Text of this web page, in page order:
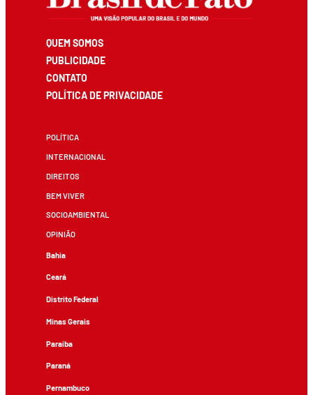
QUEM SOMOS
PUBLICIDADE
CONTATO
POLÍTICA DE PRIVACIDADE
POLÍTICA
INTERNACIONAL
DIREITOS
BEM VIVER
SOCIOAMBIENTAL
OPINIÃO
Bahia
Ceará
Distrito Federal
Minas Gerais
Paraíba
Paraná
Pernambuco